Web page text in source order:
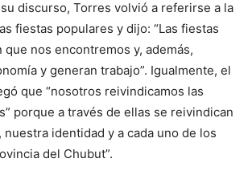
discurso, Torres volvió a referirse a la
fiestas populares y dijo: “Las fiestas
que nos encontremos y, además,
y generan trabajo”. Igualmente, el
que “nosotros reivindicamos las
porque a través de ellas se reivindican
nuestra identidad y a cada uno de los
del Chubut”.